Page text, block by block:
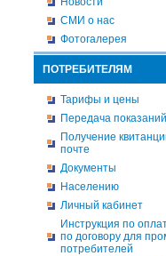
СМИ о нас
Фотогалерея
ПОТРЕБИТЕЛЯМ
Тарифы и цены
Передача
Получение
почте
Документы
Населению
Личный кабинет
Инструкция по
по договору для
потребителей